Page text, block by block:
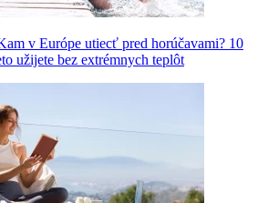
v Európe utiecť pred horúčavami? 10
užijete bez extrémnych teplôt